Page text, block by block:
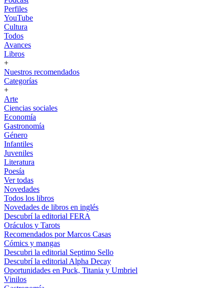
Perfiles
YouTube
Cultura
Todos
Avances
Libros
+
Nuestros recomendados
Categorías
+
Arte
Ciencias sociales
Economía
Gastronomía
Género
Infantiles
Juveniles
Literatura
Poesía
Ver todas
Novedades
Todos los libros
Novedades de libros en inglés
Descubrí la editorial FERA
Oráculos y Tarots
Recomendados por Marcos Casas
Cómics y mangas
Descubri la editorial Septimo Sello
Descubrí la editorial Alpha Decay
Oportunidades en Puck, Titania y Umbriel
Vinilos